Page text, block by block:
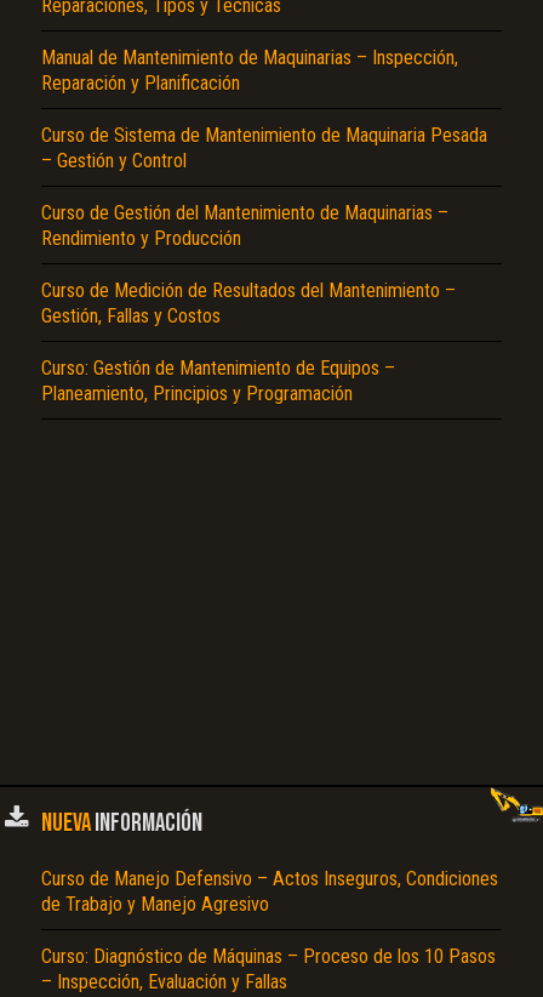
Reparaciones, Tipos y Técnicas
Manual de Mantenimiento de Maquinarias – Inspección,
Reparación y Planificación
Curso de Sistema de Mantenimiento de Maquinaria Pesada
– Gestión y Control
Curso de Gestión del Mantenimiento de Maquinarias –
Rendimiento y Producción
Curso de Medición de Resultados del Mantenimiento –
Gestión, Fallas y Costos
Curso: Gestión de Mantenimiento de Equipos –
Planeamiento, Principios y Programación
NUEVAINFORMACIÓN
Curso de Manejo Defensivo – Actos Inseguros, Condiciones
de Trabajo y Manejo Agresivo
Curso: Diagnóstico de Máquinas – Proceso de los 10 Pasos
– Inspección, Evaluación y Fallas
El Título es incorrecto según el contenido.
Texto o Imagen de portada son erróneos.
No carga o no se visualiza el contenido.